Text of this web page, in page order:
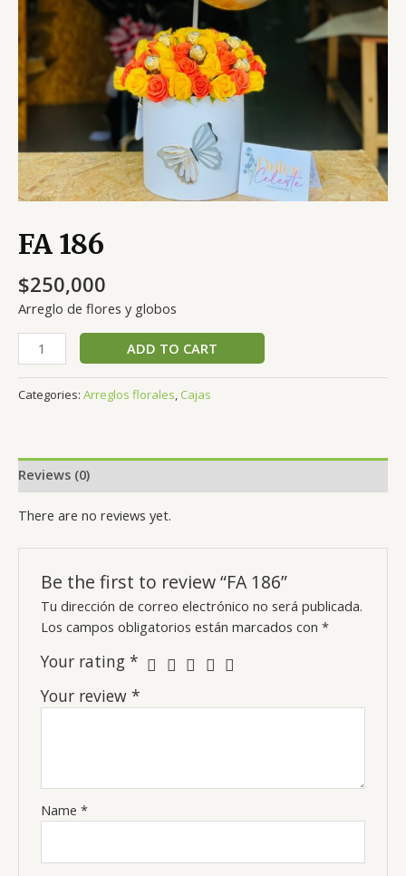
FA 186
$250,000
Arreglo de flores y globos
186
quantity
ADD TO CART
Categories: Arreglos florales, Cajas
Reviews (0)
There are no reviews yet.
Be the first to review “FA 186”
Tu dirección de correo electrónico no será publicada.
Los campos obligatorios están marcados con*
Your rating*
Your review*
Name*